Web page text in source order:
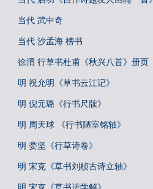
当代 武中奇
当代 沙孟海 榜书
徐渭 行草书杜甫《秋兴八首》册页
明 祝允明《草书云江记》
明 倪元璐《行书尺牍》
明 周天球 《行书陋室铭轴》
明 娄坚《行草诗卷》
明 宋克《草书刘桢古诗立轴》